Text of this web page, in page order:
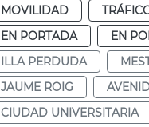
MOVILIDAD
EN PORTADA
EN
ILLA PERDUDA
JAUME ROIG
CIUDAD UNIVERSITARIA